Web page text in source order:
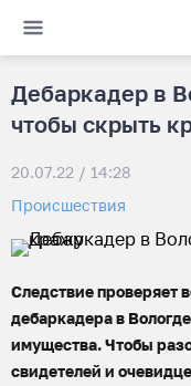
Дебаркадер в
чтобы скрыть
20.07.22 / 14:28
Происшествия
Следствие проверяет
дебаркадера в
имущества. Чтобы
свидетелей и